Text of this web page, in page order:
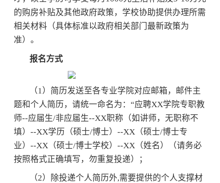
的购房补贴及其他政府政策，学校协助提供办理所需
相关材料（具体标准以政府相关部门最新政策为
准）。
报名方式
（1）简历发送至各专业学院对应邮箱，邮件主
题和个人简历，请统一命名为：“应聘XX学院专职教
师--应届生/非应届生--XX职称（如讲师，无职称不
填）--XX学历（硕士/博士）--XX（硕士/博士专
业）--XX（硕士/博士学校）--XX（姓名）（请务必
按照格式正确填写，勿重复投递）；
（2）除投递个人简历外,需要提供的个人支撑材